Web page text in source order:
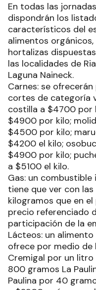
En todas las
dispondrán los
característicos del
alimentos
hortalizas
las localidades de
Laguna Naineck.
Carnes: se
cortes de categoría
costilla a $4700 por
$4900 por kilo;
$4500 por kilo;
$4200 el kilo;
$4900 por kilo;
a $5100 el kilo.
Gas: un combustible
tiene que ver con
kilogramos que en
precio referenciado
participación de la
Lácteos: un
ofrece por medio de
Cremigal por un litro
800 gramos La
Paulina por 40